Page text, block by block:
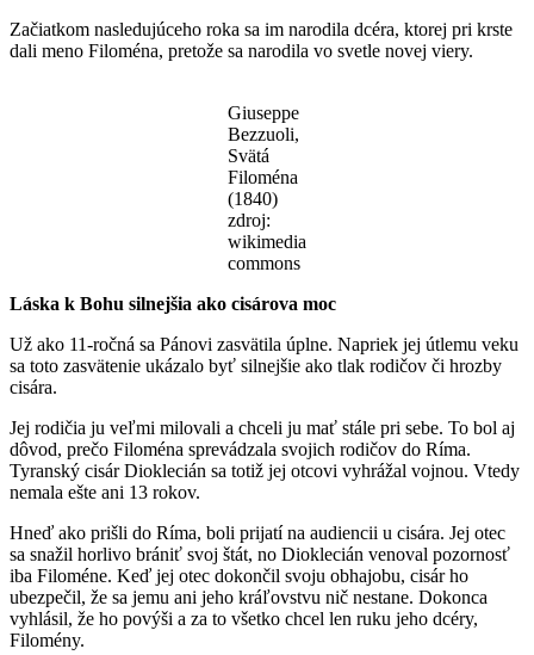
Začiatkom nasledujúceho roka sa im narodila dcéra, ktorej pri krste
dali meno Filoména, pretože sa narodila vo svetle novej viery.
Giuseppe
Bezzuoli,
Svätá
Filoména
(1840)
zdroj:
wikimedia
commons
Láska k Bohu silnejšia ako cisárova moc
Už ako 11-ročná sa Pánovi zasvätila úplne. Napriek jej útlemu veku
sa toto zasvätenie ukázalo byť silnejšie ako tlak rodičov či hrozby
cisára.
Jej rodičia ju veľmi milovali a chceli ju mať stále pri sebe. To bol aj
dôvod, prečo Filoména sprevádzala svojich rodičov do Ríma.
Tyranský cisár Dioklecián sa totiž jej otcovi vyhrážal vojnou. Vtedy
nemala ešte ani 13 rokov.
Hneď ako prišli do Ríma, boli prijatí na audiencii u cisára. Jej otec
sa snažil horlivo brániť svoj štát, no Dioklecián venoval pozornosť
iba Filoméne. Keď jej otec dokončil svoju obhajobu, cisár ho
ubezpečil, že sa jemu ani jeho kráľovstvu nič nestane. Dokonca
vyhlásil, že ho povýši a za to všetko chcel len ruku jeho dcéry,
Filomény.